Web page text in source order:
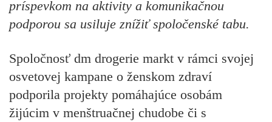
príspevkom na aktivity a komunikačnou
podporou sa usiluje znížiť spoločenské tabu.
Spoločnosť dm drogerie markt v rámci svojej
osvetovej kampane o ženskom zdraví
podporila projekty pomáhajúce osobám
žijúcim v menštruačnej chudobe či s